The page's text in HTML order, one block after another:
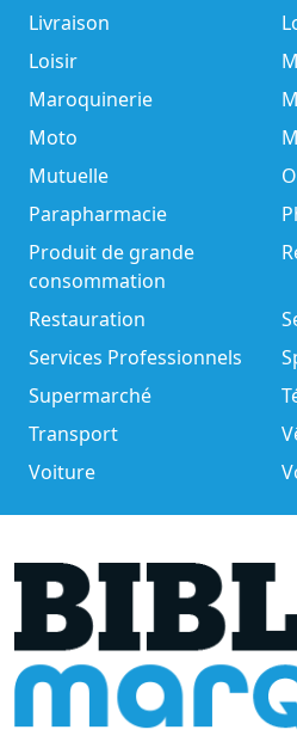
Livraison
Loisir
Maroquinerie
Moto
Mutuelle
Parapharmacie
Produit de grande
consommation
Restauration
Services Professionnels
Supermarché
Transport
Voiture